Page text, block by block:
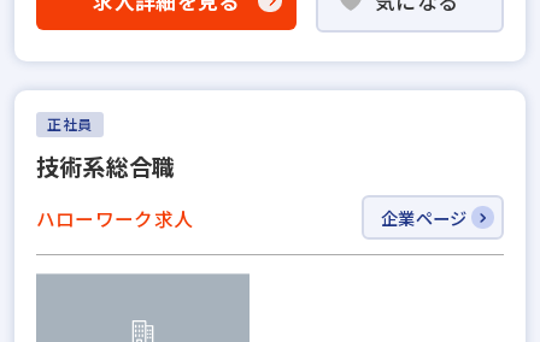
正社員
技術系総合職
ハローワーク求人 企業ページ